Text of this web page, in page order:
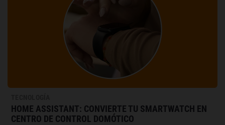
HOME ASSISTANT: CONVIERTE TU SMARTWATCH EN
CENTRO DE CONTROL DOMÓTICO